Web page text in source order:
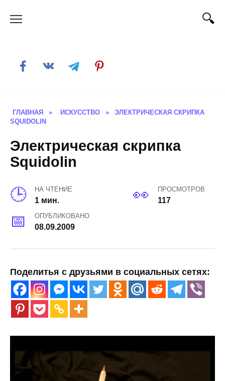
ГЛАВНАЯ » ИСКУССТВО »
ЭЛЕКТРИЧЕСКАЯ СКРИПКА
SQUIDOLIN
Электрическая скрипка
Squidolin
НА ЧТЕНИЕ
1 мин.
ПРОСМОТРОВ
117
ОПУБЛИКОВАНО
08.09.2009
Поделитья с друзьями в социальных сетях: